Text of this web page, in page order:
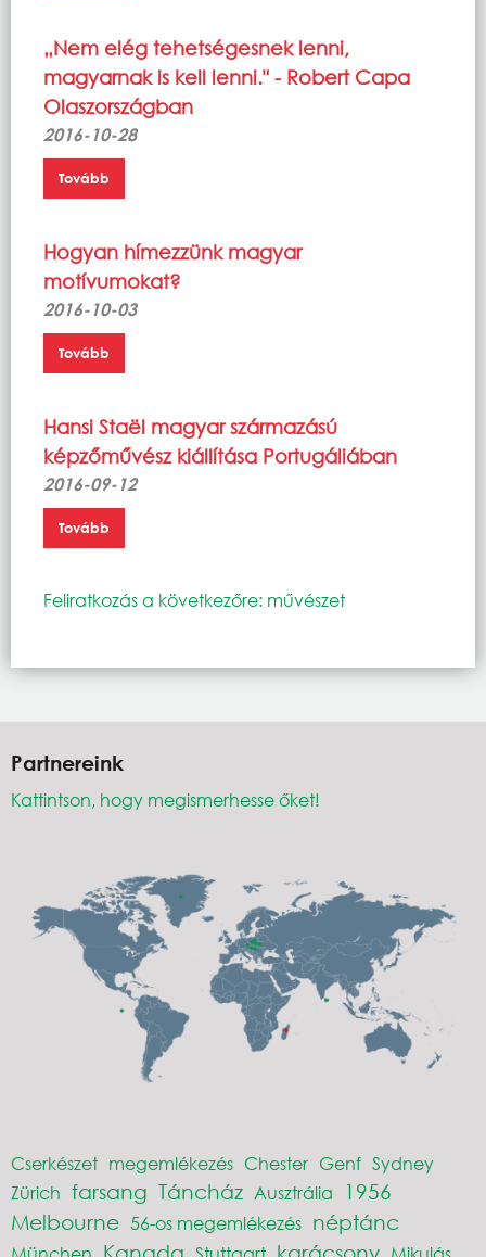
„Nem elég tehetségesnek lenni,
magyarnak is kell lenni." - Robert Capa
Olaszországban
2016-10-28
Tovább
Hogyan hímezzünk magyar
motívumokat?
2016-10-03
Tovább
Hansi Staël magyar származású
képzőművész kiállítása Portugáliában
2016-09-12
Tovább
Feliratkozás a következőre: művészet
Partnereink
Kattintson, hogy megismerhesse őket!
Cserkészet megemlékezés Chester Genf Sydney
Zürich farsang Táncház Ausztrália
1956
Melbourne 56-os megemlékezés néptánc